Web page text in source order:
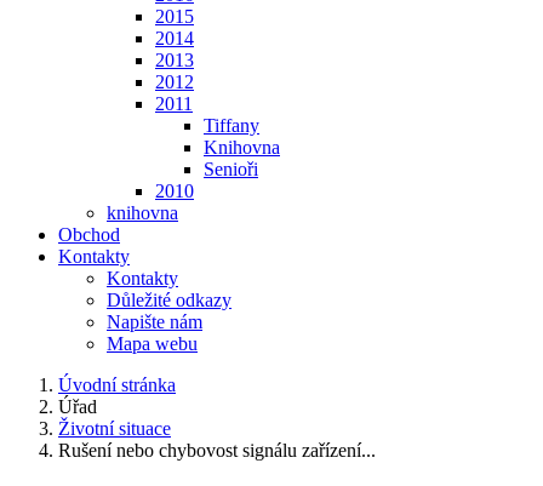
2015
2014
2013
2012
2011
Tiffany
Knihovna
Senioři
2010
knihovna
Obchod
Kontakty
Kontakty
Důležité odkazy
Napište nám
Mapa webu
Úvodní stránka
Úřad
Životní situace
Rušení nebo chybovost signálu zařízení...